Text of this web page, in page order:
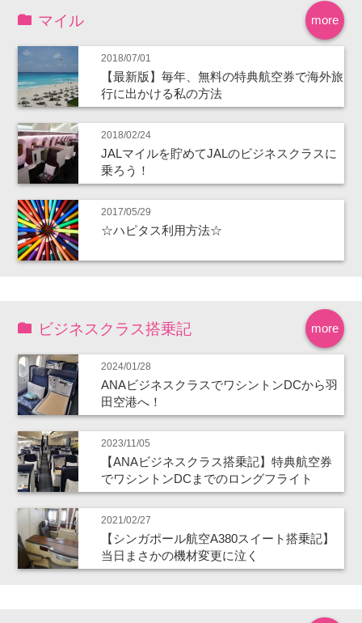
more
マイル
2018/07/01
【最新版】毎年、無料の特典航空券で海外旅
行に出かける私の方法
2018/02/24
JALマイルを貯めてJALのビジネスクラスに
乗ろう！
2017/05/29
☆ハピタス利用方法☆
more
ビジネスクラス搭乗記
2024/01/28
ANAビジネスクラスでワシントンDCから羽
田空港へ！
2023/11/05
【ANAビジネスクラス搭乗記】特典航空券
でワシントンDCまでのロングフライト
2021/02/27
【シンガポール航空A380スイート搭乗記】
当日まさかの機材変更に泣く